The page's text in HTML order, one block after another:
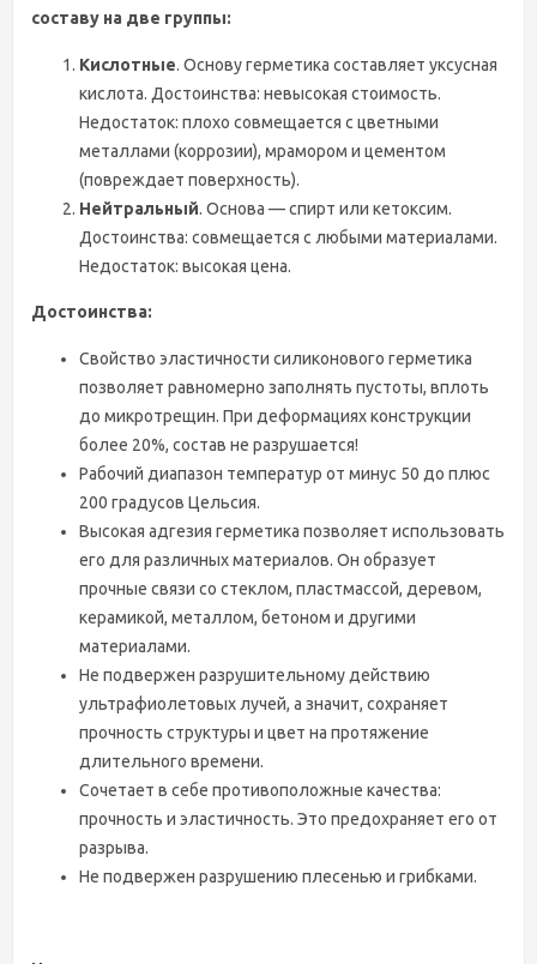
составу на две группы:
Кислотные. Основу герметика составляет уксусная
кислота. Достоинства: невысокая стоимость.
Недостаток: плохо совмещается с цветными
металлами (коррозии), мрамором и цементом
(повреждает поверхность).
Нейтральный. Основа — спирт или кетоксим.
Достоинства: совмещается с любыми материалами.
Недостаток: высокая цена.
Достоинства:
Свойство эластичности силиконового герметика
позволяет равномерно заполнять пустоты, вплоть
до микротрещин. При деформациях конструкции
более 20%, состав не разрушается!
Рабочий диапазон температур от минус 50 до плюс
200 градусов Цельсия.
Высокая адгезия герметика позволяет использовать
его для различных материалов. Он образует
прочные связи со стеклом, пластмассой, деревом,
керамикой, металлом, бетоном и другими
материалами.
Не подвержен разрушительному действию
ультрафиолетовых лучей, а значит, сохраняет
прочность структуры и цвет на протяжение
длительного времени.
Сочетает в себе противоположные качества:
прочность и эластичность. Это предохраняет его от
разрыва.
Не подвержен разрушению плесенью и грибками.